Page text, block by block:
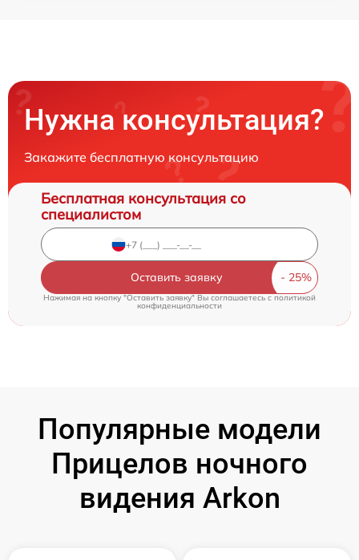
Нужна консультация?
Закажите бесплатную консультацию
Бесплатная консультация со
специалистом
Оставить заявку
Нажимая на кнопку "Оставить заявку" Вы соглашаетесь c политикой
конфиденциальности
Популярные модели
Прицелов ночного
видения Arkon